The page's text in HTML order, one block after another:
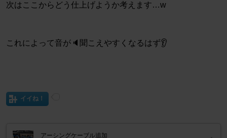
次はここからどう仕上げようか考えます…w
これによって音が🔈聞こえやすくなるはず👂
イイね！
アーシングケーブル追加